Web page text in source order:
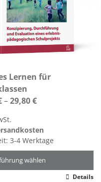
Lernen für
–29,80€
3-4 Werktage
wählen
Details